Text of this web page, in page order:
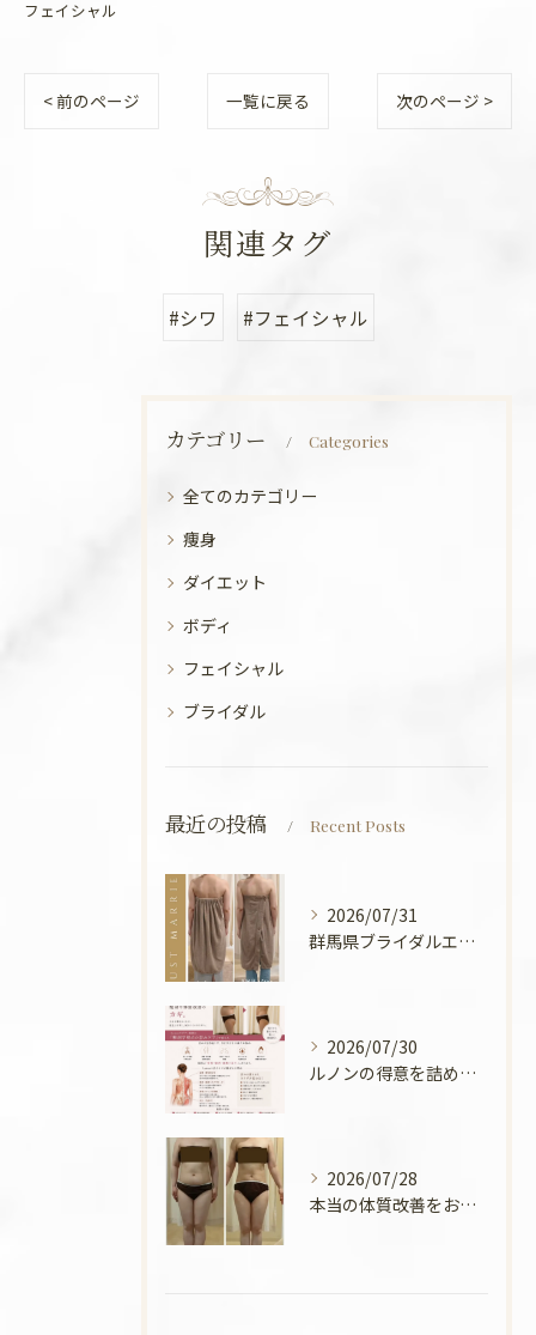
フェイシャル
< 前のページ 一覧に戻る 次のページ >
関連タグ
#シワ #フェイシャル
カテゴリー Categories
全てのカテゴリー
痩身
ダイエット
ボディ
フェイシャル
ブライダル
最近の投稿 Recent Posts
2026/07/31
群馬県ブライダルエステ💍
2026/07/30
ルノンの得意を詰めてみました🧡
2026/07/28
本当の体質改善をお手伝い✨